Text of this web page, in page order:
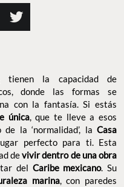
tienen la capacidad de
donde las formas se
con la fantasía. Si estás
única, que te lleve a esos
la ‘normalidad’, la Casa
perfecto para ti. Esta
devivir dentro de una obra
del Caribe mexicano. Su
marina, con paredes